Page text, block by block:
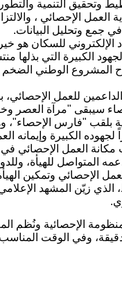
وتحقيق التنمية
العمل الإحصائي ،
جمع وتحليل البيانات.
الإلكتروني للسكان
الكبيرة التي بذلها
المشروع الوطني الضخم
والداعمين للعمل
سيبقى "مرآة
بلقب "فارس الإحصاء"،
لجهوده الكبيرة
العمل الإحصائي
المتواصل للهيأة،
الإحصائي وتمكين
الذي زيّن المشهد
الإحصائية
وفي الوقت